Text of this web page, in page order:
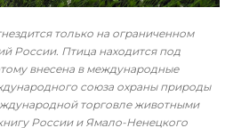
только на ограниченном
России. Птица находится под
внесена в международные
союза охраны природы
торговле животными
России и Ямало-Ненецкого